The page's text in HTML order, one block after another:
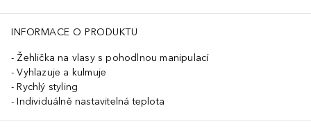
INFORMACE O PRODUKTU
Žehlička na vlasy s pohodlnou manipulací
Vyhlazuje a kulmuje
Rychlý styling
Individuálně nastavitelná teplota